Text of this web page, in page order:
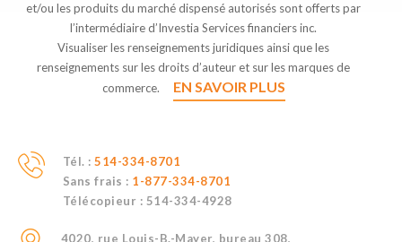
et/ou les produits du marché dispensé autorisés sont offerts par
l’intermédiaire d’Investia Services financiers inc.
Visualiser les renseignements juridiques ainsi que les
renseignements sur les droits d’auteur et sur les marques de
commerce. EN SAVOIR PLUS
Tél. : 514-334-8701
Sans frais : 1-877-334-8701
Télécopieur : 514-334-4928
4020, rue Louis-B.-Mayer, bureau 308,